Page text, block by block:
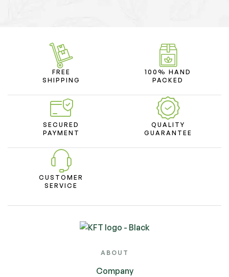
FREE
SHIPPING
100% HAND
PACKED
SECURED
PAYMENT
QUALITY
GUARANTEE
CUSTOMER
SERVICE
ABOUT
Company